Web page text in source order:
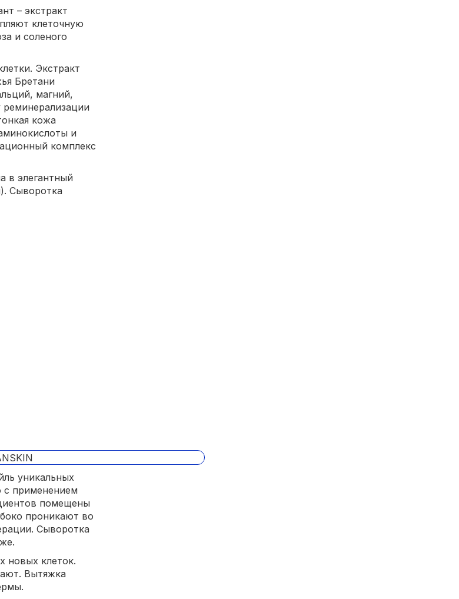
– экстракт
клеточную
и соленого
Экстракт
Бретани
магний,
кожа
и
комплекс
в элегантный
Сыворотка
уникальных
с применением
помещены
проникают во
Сыворотка
новых клеток.
Вытяжка